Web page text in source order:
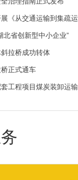
北省创新型中小企业”
拉桥成功转体
正式通车
公安经济开发